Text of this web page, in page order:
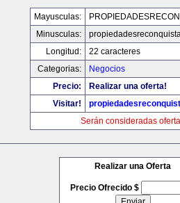
Mayusculas:
Minusculas:
Longitud:
22 caracteres
Categorias:
Negocios
Precio:
Realizar una oferta!
Visitar!
Serán consideradas
Realizar una Oferta
Precio Ofrecido $